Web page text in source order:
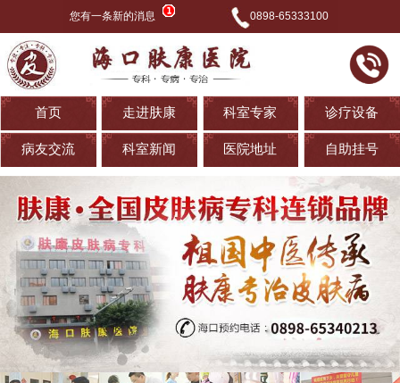
您有一条新的消息 0898-65333100
首页 走进肤康 科室专家 诊疗设备
病友交流 科室新闻 医院地址 自助挂号